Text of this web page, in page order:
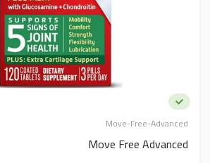
Move-Free-Advanced
Move Free Advanced